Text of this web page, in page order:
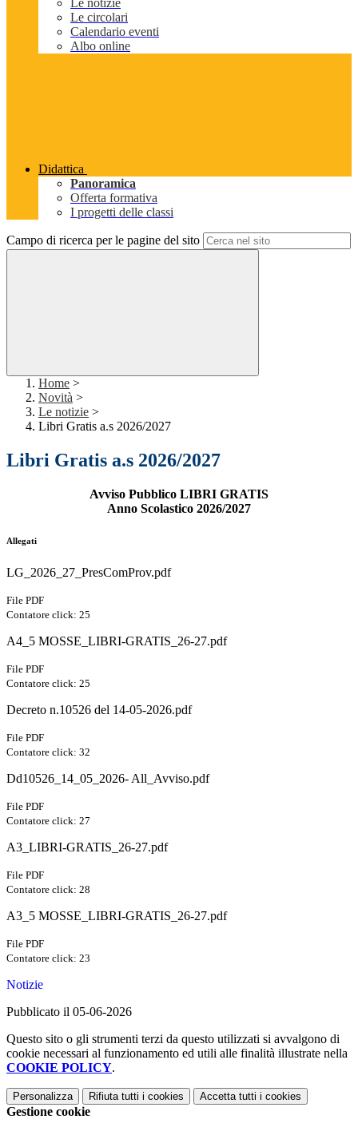
Le notizie
Le circolari
Calendario eventi
Albo online
Didattica
Panoramica
Offerta formativa
I progetti delle classi
Campo di ricerca per le pagine del sito
Home >
Novità >
Le notizie >
Libri Gratis a.s 2026/2027
Libri Gratis a.s 2026/2027
Avviso Pubblico LIBRI GRATIS
Anno Scolastico 2026/2027
Allegati
LG_2026_27_PresComProv.pdf
File PDF
Contatore click: 25
A4_5 MOSSE_LIBRI-GRATIS_26-27.pdf
File PDF
Contatore click: 25
Decreto n.10526 del 14-05-2026.pdf
File PDF
Contatore click: 32
Dd10526_14_05_2026- All_Avviso.pdf
File PDF
Contatore click: 27
A3_LIBRI-GRATIS_26-27.pdf
File PDF
Contatore click: 28
A3_5 MOSSE_LIBRI-GRATIS_26-27.pdf
File PDF
Contatore click: 23
Notizie
Pubblicato il 05-06-2026
Questo sito o gli strumenti terzi da questo utilizzati si avvalgono di
cookie necessari al funzionamento ed utili alle finalità illustrate nella
COOKIE POLICY.
Personalizza Rifiuta tutti i cookies Accetta tutti i cookies
Gestione cookie